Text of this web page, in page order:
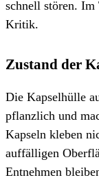
schnell stören. Im
Kritik.
Zustand der
Die Kapselhülle
pflanzlich und
Kapseln kleben
auffälligen
Entnehmen